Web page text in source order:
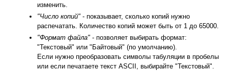
изменить.
"Число копий" - показывает, сколько копий нужно
распечатать. Количество копий может быть от 1 до 65000.
"Формат файла" - позволяет выбирать формат:
"Текстовый" или "Байтовый" (по умолчанию).
Если нужно преобразовать символы табуляции в пробелы
или если печатаете текст ASCII, выбирайте "Текстовый".